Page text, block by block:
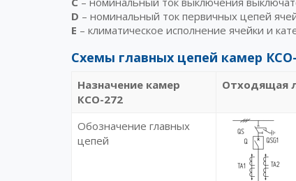
D – номинальный ток первичных цепей
E – климатическое исполнение ячейки и
Схемы главных цепей камер
Назначение камер
КСО-272
Отходящая
Обозначение главных
цепей